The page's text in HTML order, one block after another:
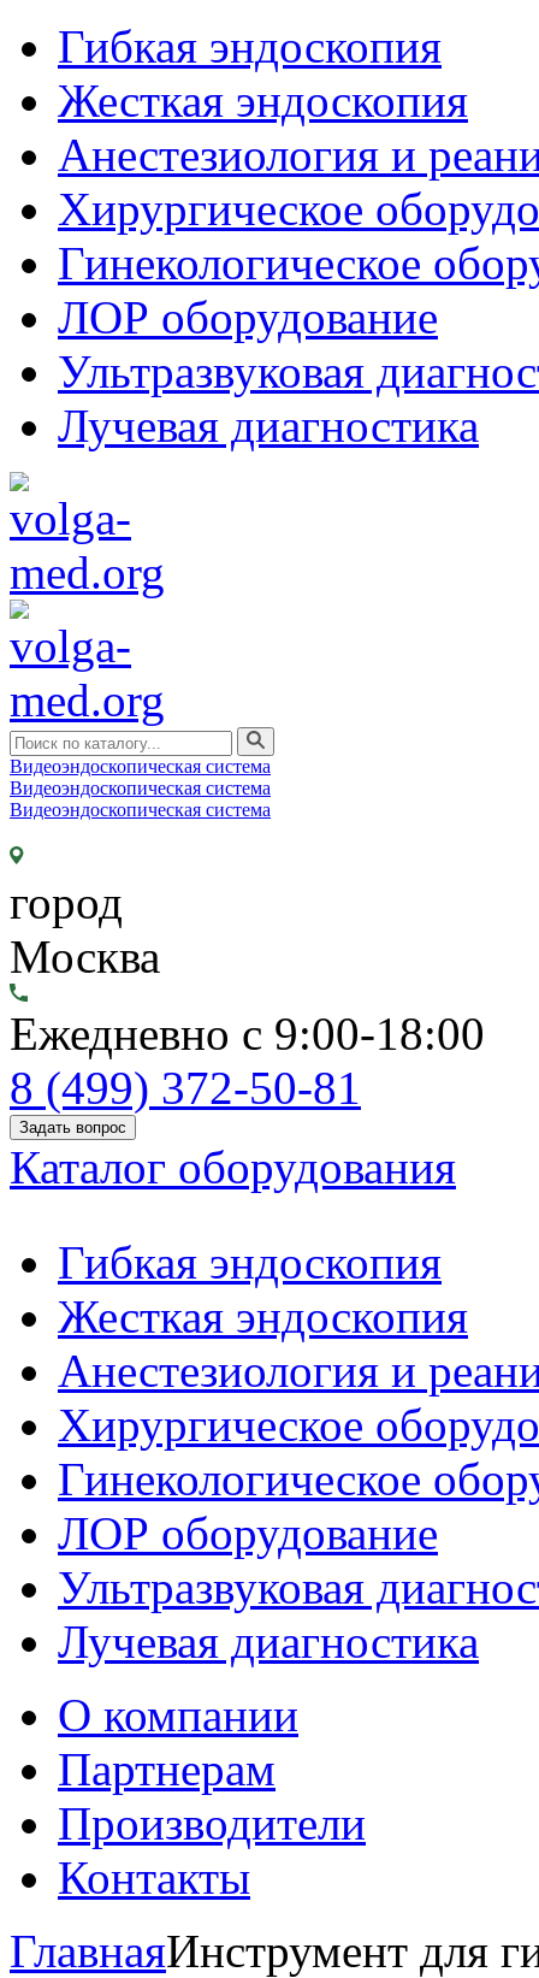
Гибкая эндоскопия
Жесткая эндоскопия
Анестезиология и
Хирургическое
Гинекологическое
ЛОР оборудование
Ультразвуковая
Лучевая диагностика
Видеоэндоскопическая система
Видеоэндоскопическая система
Видеоэндоскопическая система
город
Москва
Ежедневно с 9:00-18:00
8 (499) 372-50-81
Задать вопрос
Каталог оборудования
Гибкая эндоскопия
Жесткая эндоскопия
Анестезиология и
Хирургическое
Гинекологическое
ЛОР оборудование
Ультразвуковая
Лучевая диагностика
О компании
Партнерам
Производители
Контакты
ГлавнаяИнструмент для